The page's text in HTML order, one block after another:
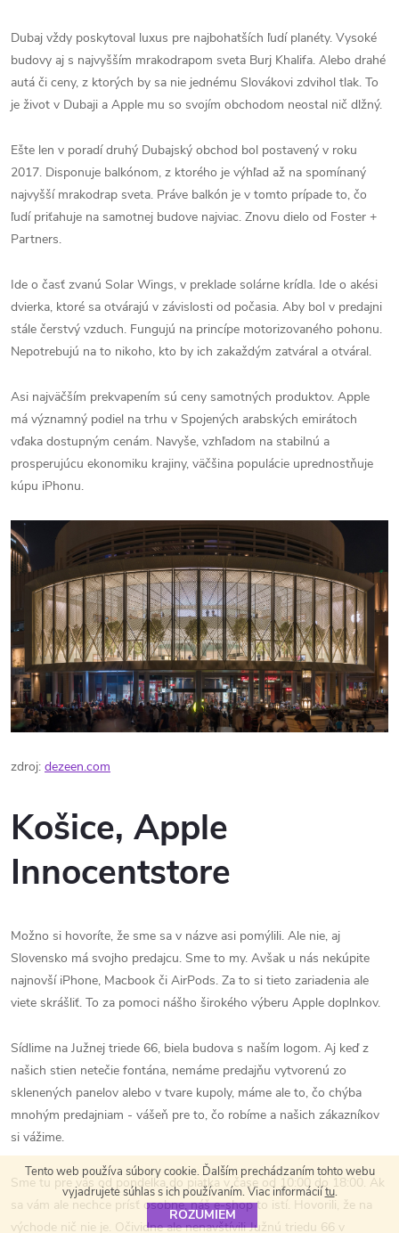
Tento web používa súbory cookie. Ďalším prechádzaním tohto webu
vyjadrujete súhlas s ich používaním. Viac informáciítu.
ROZUMIEM
Dubaj vždy poskytoval luxus pre najbohatších ľudí planéty. Vysoké
budovy aj s najvyšším mrakodrapom sveta Burj Khalifa. Alebo drahé
autá či ceny, z ktorých by sa nie jednému Slovákovi zdvihol tlak. To
je život v Dubaji a Apple mu so svojím obchodom neostal nič dlžný.
Ešte len v poradí druhý Dubajský obchod bol postavený v roku
2017. Disponuje balkónom, z ktorého je výhľad až na spomínaný
najvyšší mrakodrap sveta. Práve balkón je v tomto prípade to, čo
ľudí priťahuje na samotnej budove najviac. Znovu dielo od Foster +
Partners.
Ide o časť zvanú Solar Wings, v preklade solárne krídla. Ide o akési
dvierka, ktoré sa otvárajú v závislosti od počasia. Aby bol v predajni
stále čerstvý vzduch. Fungujú na princípe motorizovaného pohonu.
Nepotrebujú na to nikoho, kto by ich zakaždým zatváral a otváral.
Asi najväčším prekvapením sú ceny samotných produktov. Apple
má významný podiel na trhu v Spojených arabských emirátoch
vďaka dostupným cenám. Navyše, vzhľadom na stabilnú a
prosperujúcu ekonomiku krajiny, väčšina populácie uprednostňuje
kúpu iPhonu.
zdroj: dezeen.com
Košice, Apple
Innocentstore
Možno si hovoríte, že sme sa v názve asi pomýlili. Ale nie, aj
Slovensko má svojho predajcu. Sme to my. Avšak u nás nekúpite
najnovší iPhone, Macbook či AirPods. Za to si tieto zariadenia ale
viete skrášliť. To za pomoci nášho širokého výberu Apple doplnkov.
Sídlime na Južnej triede 66, biela budova s naším logom. Aj keď z
našich stien netečie fontána, nemáme predajňu vytvorenú zo
sklenených panelov alebo v tvare kupoly, máme ale to, čo chýba
mnohým predajniam - vášeň pre to, čo robíme a našich zákazníkov
si vážime.
Sme tu pre vás od pondelka do piatka v čase od 10:00 do 18:00. Ak
sa vám ale nechce prísť osobne, náš e-shop to istí. Hovorili, že na
východe nič nie je. Očividne ale nenavštívili Južnú triedu 66 v